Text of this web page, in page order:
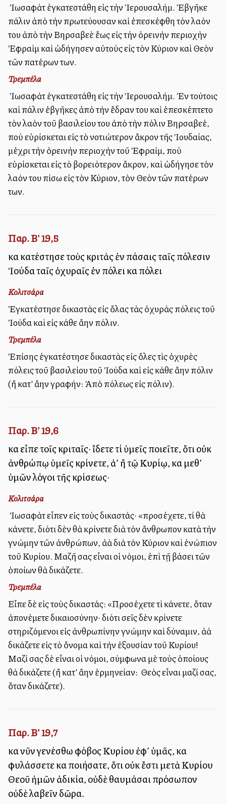
Ὁ Ἰωσαφὰτ ἐγκατεστάθη εἰς τὴν Ἱερουσαλήμ. Ἐβγῆκε
πάλιν ἀπὸ τὴν πρωτεύουσαν καὶ ἐπεσκέφθη τὸν λαόν
του ἀπὸ τὴν Βηρσαβεὲ ἕως εἰς τὴν ὀρεινὴν περιοχὴν
Ἐφραὶμ καὶ ὡδήγησεν αὐτοὺς εἰς τὸν Κύριον καὶ Θεὸν
τῶν πατέρων των.
Τρεμπέλα
Ὁ Ἰωσαφὰτ ἐγκατεστάθη εἰς τὴν Ἱερουσαλήμ. Ἐν τούτοις
καὶ πάλιν ἐβγῆκες ἀπὸ τὴν ἕδραν του καὶ ἐπεσκέπτετο
τὸν λαὸν τοῦ βασιλείου του ἀπὸ τὴν πόλιν Βηρσαβεέ,
ποὺ εὑρίσκεται εἰς τὸ νοτιώτερον ἄκρον τῆς Ἰουδαίας,
μέχρι τὴν ὀρεινὴν περιοχὴν τοῦ Ἐφραίμ, ποὺ
εὑρίσκεται εἰς τὸ βορειότερον ἄκρον, καὶ ὡδήγησε τὸν
λαόν του πίσω εἰς τὸν Κύριον, τὸν Θεὸν τῶν πατέρων
των.
Παρ. Β' 19,5
καὶ κατέστησε τοὺς κριτὰς ἐν πάσαις ταῖς πόλεσιν
Ἰούδα ταῖς ὀχυραῖς ἐν πόλει καὶ πόλει
Κολιτσάρα
Ἐγκατέστησε δικαστὰς εἰς ὅλας τὰς ὀχυρὰς πόλεις τοῦ
Ἰούδα καὶ εἰς κάθε ἄλλην πόλιν.
Τρεμπέλα
Ἐπίσης ἐγκατέστησε δικαστὰς εἰς ὅλες τὶς ὀχυρὲς
πόλεις τοῦ βασιλείου τοῦ Ἰούδα καὶ εἰς κάθε ἄλλην πόλιν
(ἢ κατ’ ἄλλην γραφήν: Ἀπὸ πόλεως εἰς πόλιν).
Παρ. Β' 19,6
καὶ εἶπε τοῖς κριταῖς· ἴδετε τί ὑμεῖς ποιεῖτε, ὅτι οὐκ
ἀνθρώπῳ ὑμεῖς κρίνετε, ἀλλ’ ἢ τῷ Κυρίῳ, καὶ μεθ’
ὑμῶν λόγοι τῆς κρίσεως·
Κολιτσάρα
Ὁ Ἰωσαφὰτ εἶπεν εἰς τοὺς δικαστάς· «προσέχετε, τί θὰ
κάνετε, διότι δὲν θὰ κρίνετε διὰ τὸν ἄνθρωπον κατὰ τὴν
γνώμην τῶν ἀνθρώπων, ἀλλὰ διὰ τὸν Κύριον καὶ ἐνώπιον
τοῦ Κυρίου. Μαζῆ σας εἶναι οἱ νόμοι, ἐπὶ τῇ βάσει τῶν
ὁποίων θὰ δικάζετε.
Τρεμπέλα
Εἶπε δὲ εἰς τοὺς δικαστάς: «Προσέχετε τὶ κάνετε, ὅταν
ἀπονέμετε δικαιοσύνην· διότι σεῖς δὲν κρίνετε
στηριζόμενοι εἰς ἀνθρωπίνην γνώμην καὶ δύναμιν, ἀλλὰ
δικάζετε εἰς τὸ ὄνομα καὶ τὴν ἐξουσίαν τοῦ Κυρίου!
Μαζί σας δὲ εἶναι οἱ νόμοι, σύμφωνα μὲ τοὺς ὁποίους
θὰ δικάζετε (ἢ κατ’ ἄλλην ἑρμηνείαν: Ὁ Θεὸς εἶναι μαζί σας,
ὅταν δικάζετε).
Παρ. Β' 19,7
καὶ νῦν γενέσθω φόβος Κυρίου ἐφ’ ὑμᾶς, καὶ
φυλάσσετε καὶ ποιήσατε, ὅτι οὐκ ἔστι μετὰ Κυρίου
Θεοῦ ἡμῶν ἀδικία, οὐδὲ θαυμάσαι πρόσωπον
οὐδὲ λαβεῖν δῶρα.